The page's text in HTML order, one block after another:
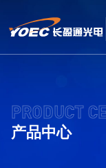
PRODUCT
产品中心